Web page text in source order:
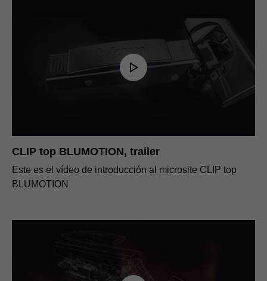
CLIP top BLUMOTION, trailer
Este es el vídeo de introducción al microsite CLIP top
BLUMOTION